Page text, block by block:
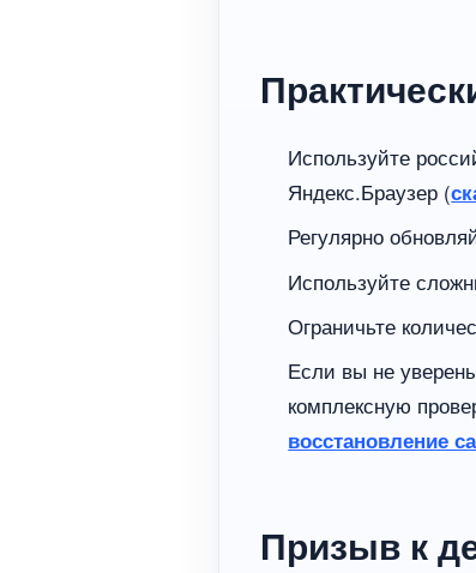
Используйте
Яндекс.Браузер (
Регулярно
Используйте
Ограничьте
Если вы не
комплексную
восстановление
Призыв к